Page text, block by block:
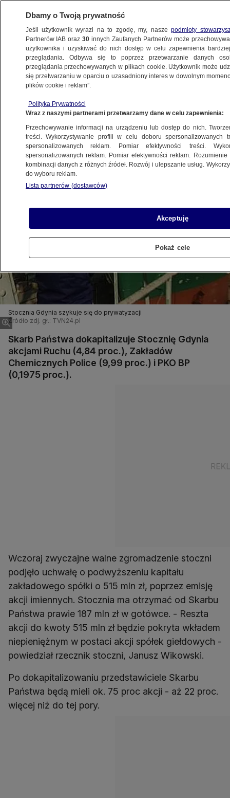
BIZNES
NAJNOWSZE
Gdynia
6.07.2007, 20:11
Udostępnij
Stocznia Gdynia szykuje się do prywatyzacji
Źródło zdj. gł.: TVN24.pl
Skarb Państwa dokapitalizuje Stocznię Gdynia
akcjami Ruchu (4,84 proc.), Zakładów
Chemicznych Police (9,99 proc.) i PKO BP
(0,1975 proc.).
Wczoraj zwyczajne walne zgromadzenie stoczni
podjęło uchwałę o podwyższeniu kapitału
zakładowego spółki o 515 mln zł, poprzez emisję
akcji imiennych. Stocznia ma otrzymać od Skarbu
Państwa prawie 187 mln zł w gotówce. - Reszta
akcji do kwoty 515 mln zł będzie pokryta wkładem
niepieniężnym w postaci akcji spółek giełdowych -
powiedział rzecznik stoczni, Janusz Wikowski.
Po dokapitalizowaniu przedstawiciele Skarbu
Państwa będą mieli ok. 75 proc akcji - aż 22 proc.
więcej niż do tej pory.
Dbamy o Twoją prywatność
Jeśli użytkownik wyrazi na to zgodę, my, naszepodmioty
Partnerów IAB oraz30 innych Zaufanych Partnerów może
użytkownika i uzyskiwać do nich dostęp w celu zapewnienia
przeglądania. Odbywa się to poprzez przetwarzanie danych
przeglądania przechowywanych w plikach cookie. Użytkownik może
się przetwarzaniu w oparciu o uzasadniony interes w dowolnym
plików cookie i reklam”.
Polityka Prywatności
Wraz z naszymi partnerami przetwarzamy dane w celu zapewnienia:
Przechowywanie informacji na urządzeniu lub dostęp do nich.
treści. Wykorzystywanie profili w celu doboru spersonalizowanych
spersonalizowanych reklam. Pomiar efektywności treści.
spersonalizowanych reklam. Pomiar efektywności reklam.
kombinacji danych z różnych źródeł. Rozwój i ulepszanie usług.
do wyboru reklam.
Lista partnerów (dostawców)
Akceptuję
Pokaż cele